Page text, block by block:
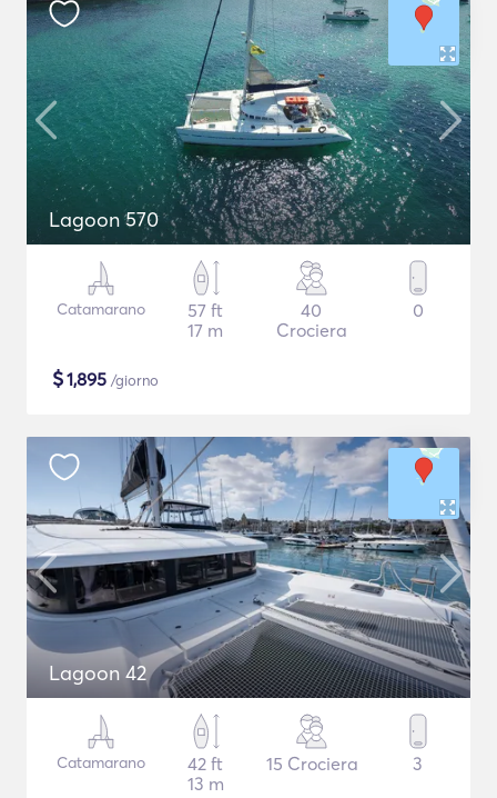
Lagoon 570
Catamarano
57 ft
17 m
40
Crociera
0
$1,895 /giorno
Lagoon 42
Catamarano
42 ft
13 m
15 Crociera 3